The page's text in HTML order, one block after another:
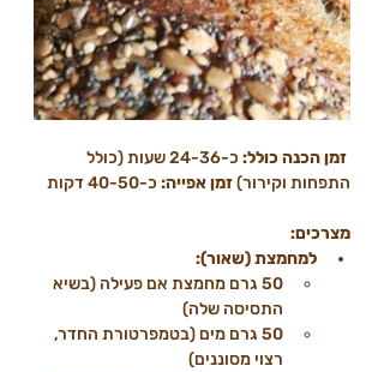
כ-24-36 שעות (כולל
התפחות וקירור) זמן אפייה: כ-40-50 דקות
מצרכים:
למחמצת (שאור):
50 גרם מחמצת אם פעילה (בשיא
התסיסה שלה)
50 גרם מים (בטמפרטורת החדר,
רצוי מסוננים)